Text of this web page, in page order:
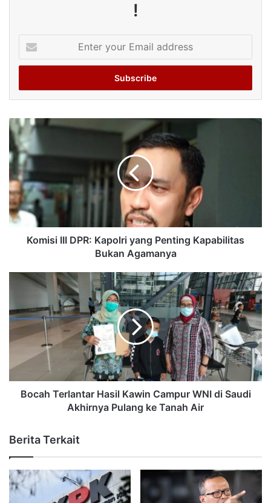
!
your
Email
Komisi III DPR: Kapolri yang Penting Kapabilitas
Bukan Agamanya
Bocah Terlantar Hasil Kawin Campur WNI di Saudi
Akhirnya Pulang ke Tanah Air
Berita Terkait